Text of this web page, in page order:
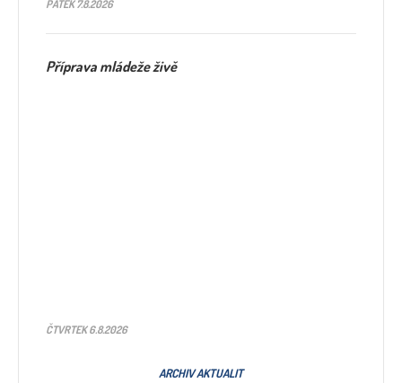
PÁTEK 7.8.2026
Příprava mládeže živě
ČTVRTEK 6.8.2026
ARCHIV AKTUALIT